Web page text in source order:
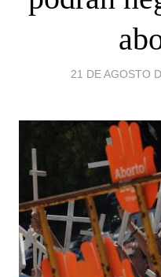
21 DE AGOSTO